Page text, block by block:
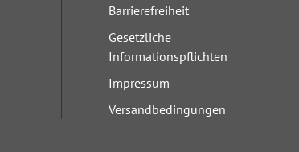
Barrierefreiheit
Gesetzliche
Informationspflichten
Impressum
Versandbedingungen